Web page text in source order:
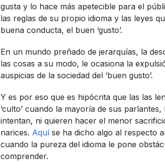
gusta y lo hace más apetecible para el
las reglas de su propio idioma y las leyes
buena conducta, el buen ‘gusto’.
En un mundo preñado de jerarquí­as, la
las cosas a su modo, le ocasiona la
auspicias de la sociedad del ‘buen gusto’.
Y es por eso que es hipócrita que las las
‘culto’ cuando la mayorí­a de sus
intentan, ni quieren hacer el menor
narices. Aquí­se ha dicho algo al respecto
cuando la pureza del idioma le pone
comprender.